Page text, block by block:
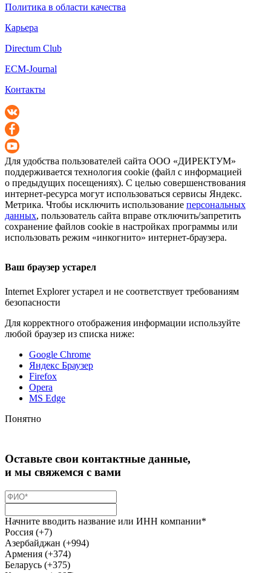
Политика в области качества
Карьера
Directum Club
ECM-Journal
Контакты
Для удобства пользователей сайта ООО «ДИРЕКТУМ»
поддерживается технология cookie (файл с информацией
о предыдущих посещениях). С целью совершенствования
интернет-ресурса могут использоваться сервисы Яндекс.
Метрика. Чтобы исключить использование персональных
данных, пользователь сайта вправе отключить/запретить
сохранение файлов cookie в настройках программы или
использовать режим «инкогнито» интернет-браузера.
Ваш браузер устарел
Internet Explorer устарел и не соответствует требованиям
безопасности
Для корректного отображения информации используйте
любой браузер из списка ниже:
Google Chrome
Яндекс Браузер
Firefox
Opera
MS Edge
Понятно
Оставьте свои контактные данные,
и мы свяжемся с вами
Начните вводить название или ИНН компании*
Россия (+7)
Азербайджан (+994)
Армения (+374)
Беларусь (+375)